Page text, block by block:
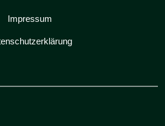
Impressum